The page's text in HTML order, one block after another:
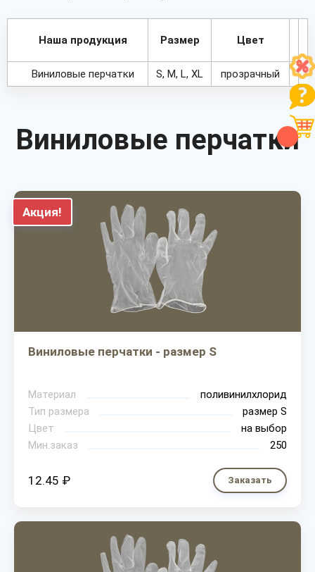
Наша продукция Размер Цвет
Виниловые перчатки S, M, L, XL прозрачный
Виниловые перчатки
Акция!
Виниловые перчатки - размер S
Материал
поливинилхлорид
Тип размера
размер S
Цвет
на выбор
Мин.заказ
250
12.45 ₽ Заказать